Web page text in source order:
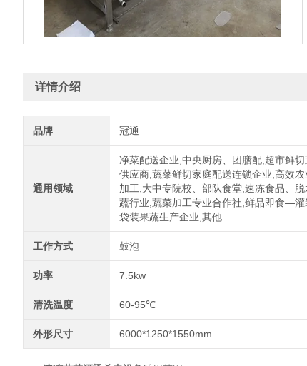
详情介绍
品牌 冠通
通用领域
净菜配送企业,中央厨房、团膳配,超市鲜切
供应商,蔬菜鲜切家庭配送连锁企业,高效农
加工,大中专院校、部队食堂,速冻食品、脱
蔬行业,蔬菜加工专业合作社,鲜品即食—灌
袋装果蔬生产企业,其他
工作方式 鼓泡
功率 7.5kw
清洗温度 60-95℃
外形尺寸 6000*1250*1550mm